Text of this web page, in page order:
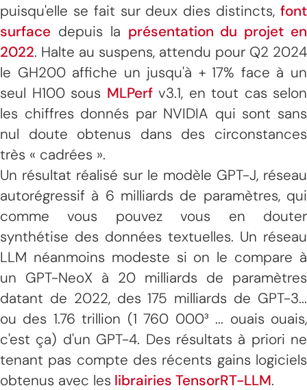
puisqu'elle se fait sur deux dies distincts, font
surface depuis la présentation du projet en
2022. Halte au suspens, attendu pour Q2 2024
le GH200 affiche un jusqu'à + 17% face à un
seul H100 sous MLPerfv3.1, en tout cas selon
les chiffres donnés par NVIDIA qui sont sans
nul doute obtenus dans des circonstances
très « cadrées ».
Un résultat réalisé sur le modèle GPT-J, réseau
autorégressif à 6 milliards de paramètres, qui
comme vous pouvez vous en douter
synthétise des données textuelles. Un réseau
LLM néanmoins modeste si on le compare à
un GPT-NeoX à 20 milliards de paramètres
datant de 2022, des 175 milliards de GPT-3...
ou des 1.76 trillion (1 760 000³ ... ouais ouais,
c'est ça) d'un GPT-4. Des résultats à priori ne
tenant pas compte des récents gains logiciels
obtenus avec les librairies TensorRT-LLM.